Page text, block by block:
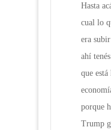
Hasta
cual lo
era
ahí
que
porque
Trump